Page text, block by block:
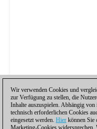
Wir verwenden Cookies und
zur Verfügung zu stellen, die
Inhalte auszuspielen. Abhängig
technisch erforderlichen Cookies
eingesetzt werden. Hier können Sie
Marketing-Cookies widersprechen.